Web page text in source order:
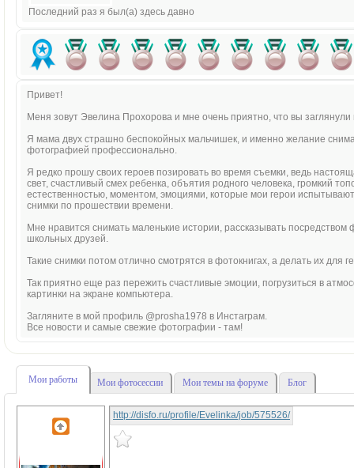
Последний раз я был(а) здесь давно
Привет!
Меня зовут Эвелина Прохорова и мне очень приятно, что вы
Я мама двух страшно беспокойных мальчишек, и именно желание
фотографией профессионально.
Я редко прошу своих героев позировать во время съемки, ведь
свет, счастливый смех ребенка, объятия родного человека, громкий
естественностью, моментом, эмоциями, которые мои герои
снимки по прошествии времени.
Мне нравится снимать маленькие истории, рассказывать
школьных друзей.
Такие снимки потом отлично смотрятся в фотокнигах, а делать их для
Так приятно еще раз пережить счастливые эмоции, погрузиться в
картинки на экране компьютера.
Загляните в мой профиль @prosha1978 в Инстаграм.
Все новости и самые свежие фотографии - там!
Мои работы Мои фотосессии Мои темы на форуме Блог
http://disfo.ru/profile/Evelinka/job/575526/